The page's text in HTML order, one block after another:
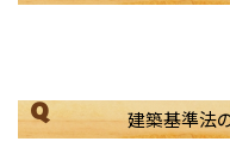
Q 建築基準法